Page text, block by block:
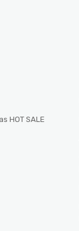
HOT SALE